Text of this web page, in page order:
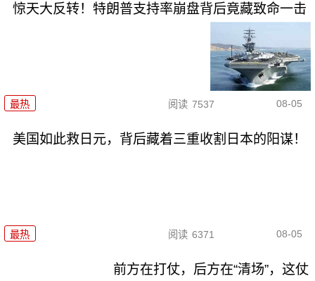
惊天大反转！特朗普支持率崩盘背后竟藏致命一击
最热 阅读 7537 08-05
美国如此救日元，背后藏着三重收割日本的阳谋！
最热 阅读 6371 08-05
前方在打仗，后方在“清场”，这仗